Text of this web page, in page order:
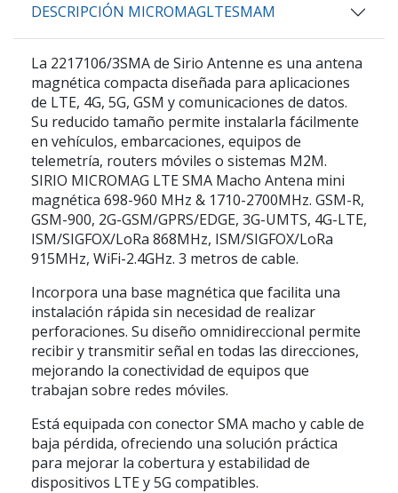
DESCRIPCIÓN MICROMAGLTESMAM
La 2217106/3SMAde Sirio Antenne es una antena
magnética compacta diseñada para aplicaciones
de LTE, 4G, 5G, GSM y comunicaciones de datos.
Su reducido tamaño permite instalarla fácilmente
en vehículos, embarcaciones, equipos de
telemetría, routers móviles o sistemas M2M.
SIRIO MICROMAG LTE SMA Macho Antena mini
magnética 698-960 MHz & 1710-2700MHz. GSM-R,
GSM-900, 2G-GSM/GPRS/EDGE, 3G-UMTS, 4G-LTE,
ISM/SIGFOX/LoRa 868MHz, ISM/SIGFOX/LoRa
915MHz, WiFi-2.4GHz. 3 metros de cable.
Incorpora una base magnética que facilita una
instalación rápida sin necesidad de realizar
perforaciones. Su diseño omnidireccional permite
recibir y transmitir señal en todas las direcciones,
mejorando la conectividad de equipos que
trabajan sobre redes móviles.
Está equipada con conectorSMA macho y cable de
baja pérdida, ofreciendo una solución práctica
para mejorar la cobertura y estabilidad de
dispositivos LTE y 5G compatibles.